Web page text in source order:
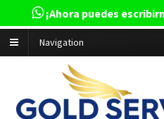
Navigation
¡Ahora puedes